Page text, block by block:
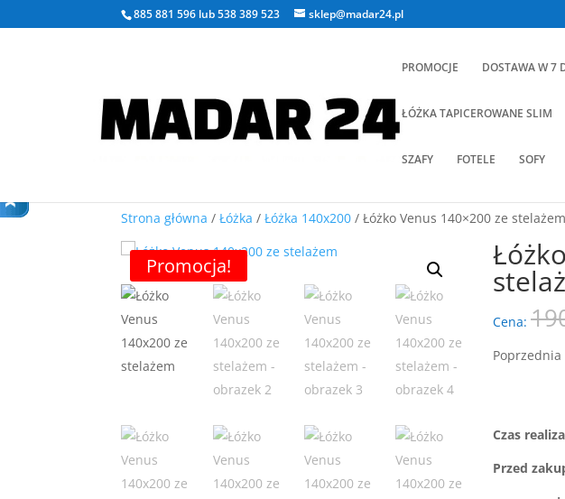
885 881 596 lub538 389 523 sklep@madar24.pl
PROMOCJE DOSTAWA W 7
ŁÓŻKA TAPICEROWANE SLIM
SZAFY FOTELE SOFY
Strona główna /Łóżka /Łóżka 140x200 / Łóżko Venus 140×200 ze stelażem
Promocja!
Cena:
Czas
Przed